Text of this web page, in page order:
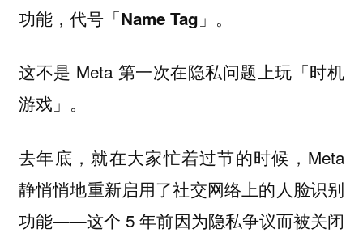
功能，代号「Name Tag」 。
这不是 Meta 第一次在隐私问题上玩「时机
游戏」。
去年底，就在大家忙着过节的时候，Meta
静悄悄地重新启用了社交网络上的人脸识别
功能——这个 5 年前因为隐私争议而被关闭